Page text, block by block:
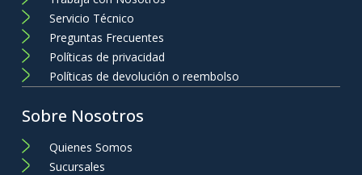
Servicio Técnico
Preguntas Frecuentes
Políticas de privacidad
Políticas de devolución o reembolso
Sobre Nosotros
Quienes Somos
Sucursales